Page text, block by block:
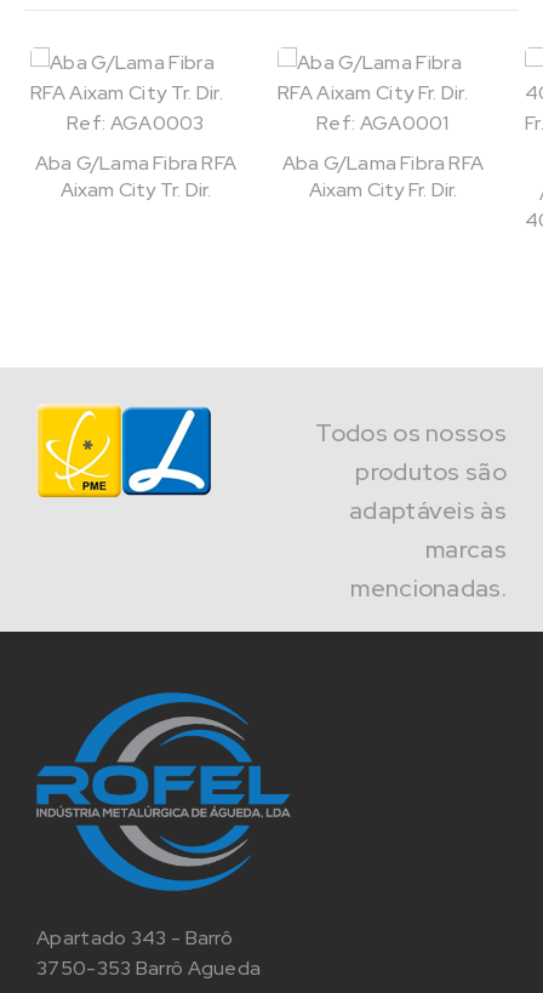
Ref: AGA0003
Aba G/Lama Fibra RFA
Aixam City Tr. Dir.
Ref: AGA0001
Aba G/Lama Fibra RFA
Aixam City Fr. Dir.
Todos os nossos
produtos são
adaptáveis às
marcas
mencionadas.
Apartado 343 - Barrô
3750-353 Barrô Agueda